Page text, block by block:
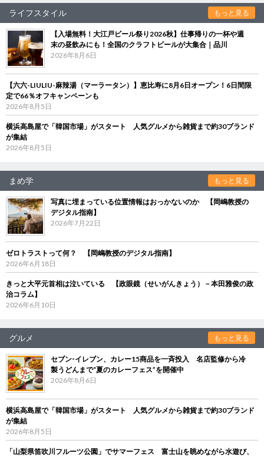
ライフスタイル もっと見る
【入場無料！大江戸ビール祭り2026秋】仕事帰りの一杯や週
末の昼飲みにも！全国のクラフトビールが大集合｜品川
2026年8月6日
【六六-LIULIU-麻辣湯（マーラータン）】恵比寿に8月6日オープン！6日間限
定で66％オフキャンペーンも
2026年8月5日
横浜高島屋で「韓国市場」がスタート 人気グルメから雑貨まで約30ブランド
が集結
2026年8月5日
まめ学 もっと見る
写真に埋まっている位置情報はおっかないのか 【岡嶋教授の
デジタル指南】
2026年7月22日
ゼロトラストって何？ 【岡嶋教授のデジタル指南】
2026年6月18日
きっと大平元首相は泣いている 【政眼鏡（せいがんきょう）－本田雅俊の政
治コラム】
2026年6月10日
グルメ もっと見る
セブン‐イレブン、カレー15商品を一斉投入 名店監修から冷
製うどんまで“夏のカレーフェス”を開催中
2026年8月6日
横浜高島屋で「韓国市場」がスタート 人気グルメから雑貨まで約30ブランド
が集結
2026年8月5日
「山梨県笛吹川フルーツ公園」でサマーフェス 富士山を眺めながら水遊び、